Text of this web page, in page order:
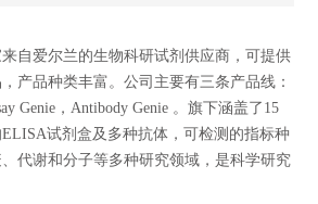
来自爱尔兰的生物科研试剂供应商，可提供
产品种类丰富。公司主要有三条产品线：
Genie，Antibody Genie 。旗下涵盖了15
试剂盒及多种抗体，可检测的指标种
代谢和分子等多种研究领域，是科学研究